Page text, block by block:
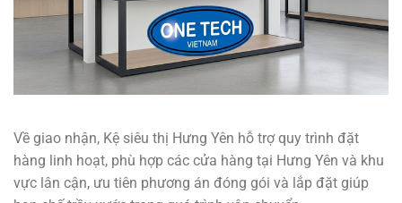
Về giao nhận, Kệ siêu thị Hưng Yên hỗ trợ quy trình đặt
hàng linh hoạt, phù hợp các cửa hàng tại Hưng Yên và khu
vực lân cận, ưu tiên phương án đóng gói và lắp đặt giúp